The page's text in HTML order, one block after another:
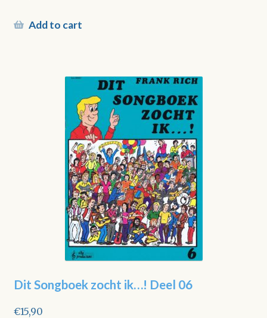
Add to cart
Dit Songboek zocht ik…! Deel 06
€15,90